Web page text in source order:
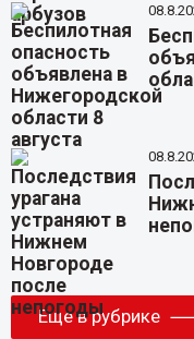
Еще в рубрике